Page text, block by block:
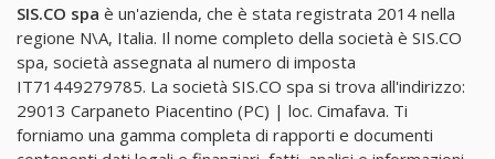
SIS.CO spa è un'azienda, che è stata registrata 2014 nella
regione N\A, Italia. Il nome completo della società è SIS.CO
spa, società assegnata al numero di imposta
IT71449279785. La società SIS.CO spa si trova all'indirizzo:
29013 Carpaneto Piacentino (PC) | loc. Cimafava. Ti
forniamo una gamma completa di rapporti e documenti